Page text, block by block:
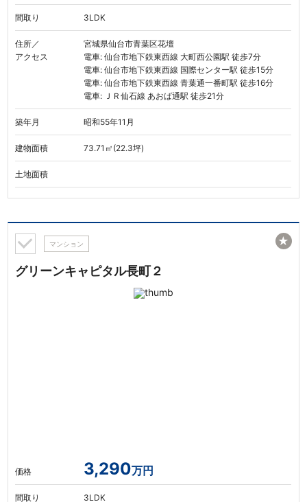
間取り 3LDK
住所／
アクセス
宮城県仙台市青葉区花壇
電車: 仙台市地下鉄東西線 大町西公園駅 徒歩7分
電車: 仙台市地下鉄東西線 国際センター駅 徒歩15分
電車: 仙台市地下鉄東西線 青葉通一番町駅 徒歩16分
電車: ＪＲ仙石線 あおば通駅 徒歩21分
築年月 昭和55年11月
建物面積 73.71㎡(22.3坪)
土地面積
マンション
グリーンキャピタル長町２
価格 3,290万円
間取り 3LDK
★